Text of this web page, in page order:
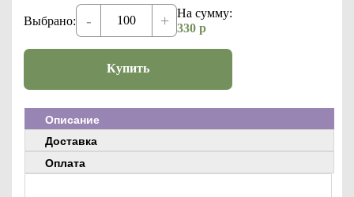
Выбрано: - +
На сумму:
330 р
Купить
Описание
Доставка
Оплата